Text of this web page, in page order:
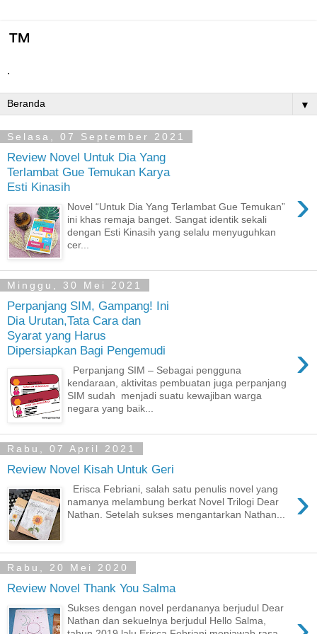
™
.
▼
Selasa, 07 September 2021
Review Novel Untuk Dia Yang
Terlambat Gue Temukan Karya
Esti Kinasih
›
Novel “Untuk Dia Yang Terlambat Gue Temukan”
ini khas remaja banget. Sangat identik sekali
dengan Esti Kinasih yang selalu menyuguhkan
cer...
Minggu, 30 Mei 2021
Perpanjang SIM, Gampang! Ini
Dia Urutan,Tata Cara dan
Syarat yang Harus
Dipersiapkan Bagi Pengemudi
›
Perpanjang SIM – Sebagai pengguna
kendaraan, aktivitas pembuatan juga perpanjang
SIM sudah menjadi suatu kewajiban warga
negara yang baik...
Rabu, 07 April 2021
Review Novel Kisah Untuk Geri
›
Erisca Febriani, salah satu penulis novel yang
namanya melambung berkat Novel Trilogi Dear
Nathan. Setelah sukses mengantarkan Nathan...
Rabu, 20 Mei 2020
Review Novel Thank You Salma
Sukses dengan novel perdananya berjudul Dear
Nathan dan sekuelnya berjudul Hello Salma,